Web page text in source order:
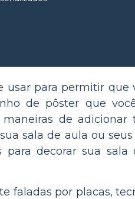
para permitir que
de pôster que
de
sala de aula ou
para decorar sua
faladas por placas,